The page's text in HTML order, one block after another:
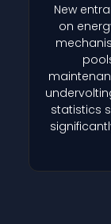
New
on
statistics